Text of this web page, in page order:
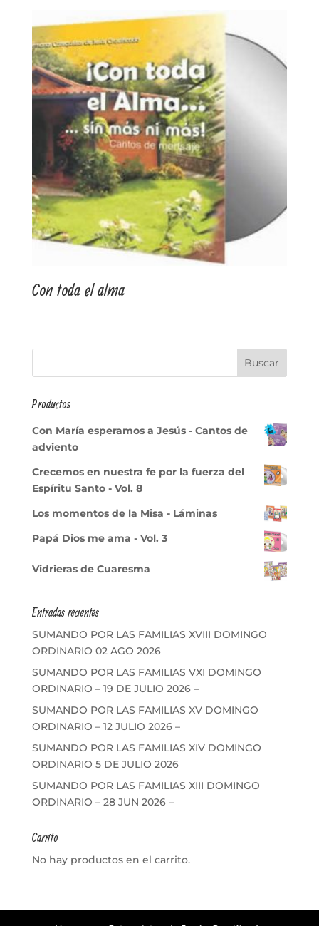
Con toda el alma
Productos
Con María esperamos a Jesús - Cantos de
adviento
Crecemos en nuestra fe por la fuerza del
Espíritu Santo - Vol. 8
Los momentos de la Misa - Láminas
Papá Dios me ama - Vol. 3
Vidrieras de Cuaresma
Entradas recientes
SUMANDO POR LAS FAMILIAS XVIII DOMINGO
ORDINARIO 02 AGO 2026
SUMANDO POR LAS FAMILIAS VXI DOMINGO
ORDINARIO – 19 DE JULIO 2026 –
SUMANDO POR LAS FAMILIAS XV DOMINGO
ORDINARIO – 12 JULIO 2026 –
SUMANDO POR LAS FAMILIAS XIV DOMINGO
ORDINARIO 5 DE JULIO 2026
SUMANDO POR LAS FAMILIAS XIII DOMINGO
ORDINARIO – 28 JUN 2026 –
Carrito
No hay productos en el carrito.